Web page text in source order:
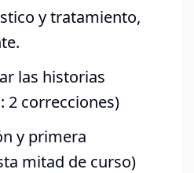
y tratamiento,
las historias
2 correcciones)
y primera
mitad de curso)